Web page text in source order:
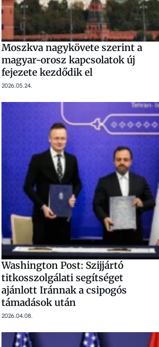
Moszkva nagykövete szerint a
magyar-orosz kapcsolatok új
fejezete kezdődik el
2026.05.24.
Washington Post: Szijjártó
titkosszolgálati segítséget
ajánlott Iránnak a csipogós
támadások után
2026.04.08.